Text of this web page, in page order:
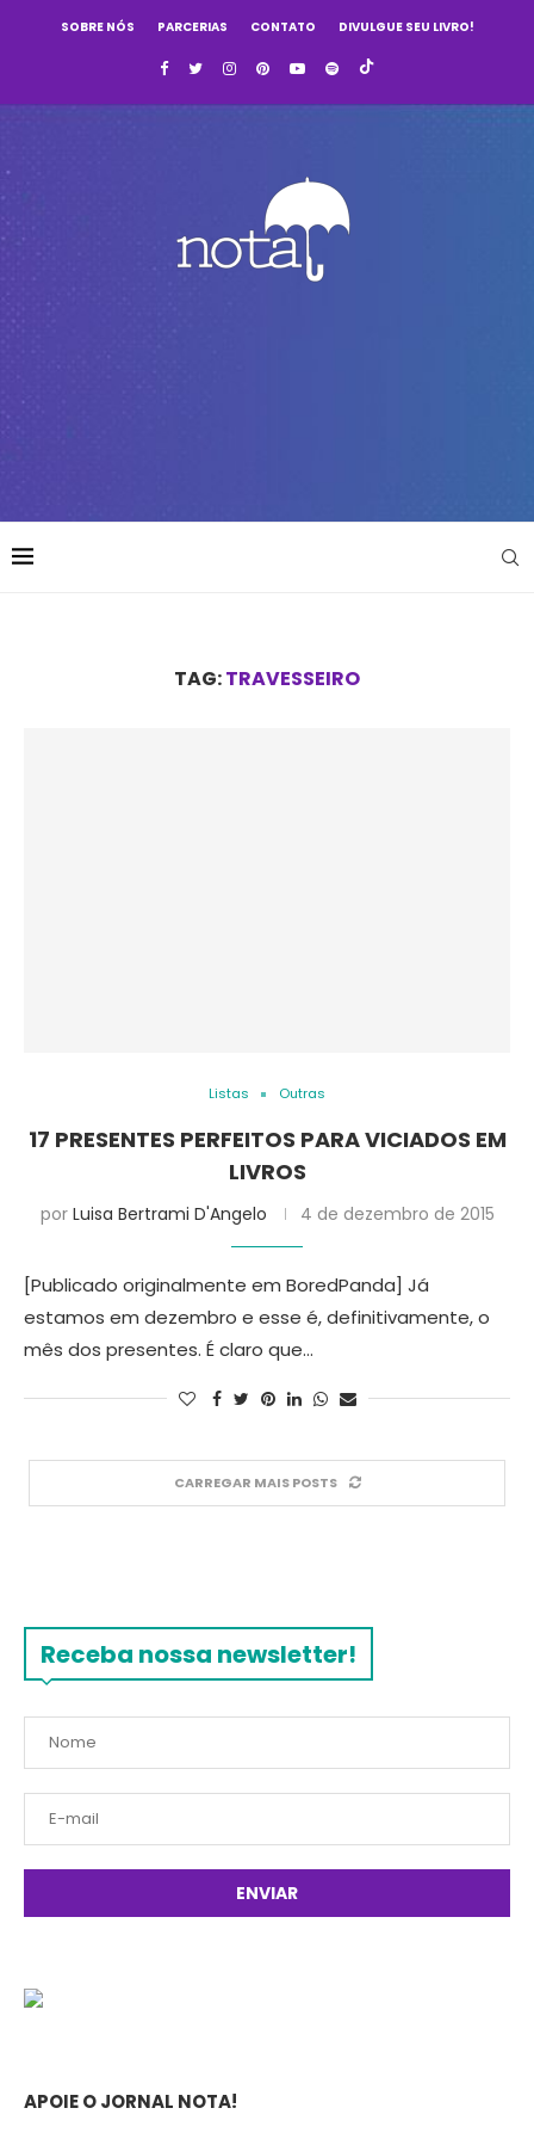
SOBRE NÓS PARCERIAS CONTATO DIVULGUE SEU LIVRO!
TAG:TRAVESSEIRO
Listas Outras
17 PRESENTES PERFEITOS PARA VICIADOS EM
LIVROS
por Luisa Bertrami D'Angelo 4 de dezembro de 2015
[Publicado originalmente em BoredPanda] Já
estamos em dezembro e esse é, definitivamente, o
mês dos presentes. É claro que…
CARREGAR MAIS POSTS
Receba nossa newsletter!
APOIE O JORNAL NOTA!